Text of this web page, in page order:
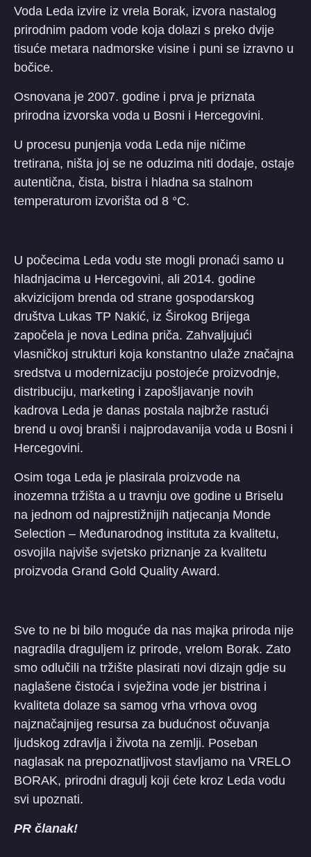
Voda Leda izvire iz vrela Borak, izvora nastalog
prirodnim padom vode koja dolazi s preko dvije
tisuće metara nadmorske visine i puni se izravno u
bočice.
Osnovana je 2007. godine i prva je priznata
prirodna izvorska voda u Bosni i Hercegovini.
U procesu punjenja voda Leda nije ničime
tretirana, ništa joj se ne oduzima niti dodaje, ostaje
autentična, čista, bistra i hladna sa stalnom
temperaturom izvorišta od 8 °C.
U počecima Leda vodu ste mogli pronaći samo u
hladnjacima u Hercegovini, ali 2014. godine
akvizicijom brenda od strane gospodarskog
društva Lukas TP Nakić, iz Širokog Brijega
započela je nova Ledina priča. Zahvaljujući
vlasničkoj strukturi koja konstantno ulaže značajna
sredstva u modernizaciju postojeće proizvodnje,
distribuciju, marketing i zapošljavanje novih
kadrova Leda je danas postala najbrže rastući
brend u ovoj branši i najprodavanija voda u Bosni i
Hercegovini.
Osim toga Leda je plasirala proizvode na
inozemna tržišta a u travnju ove godine u Briselu
na jednom od najprestižnijih natjecanja Monde
Selection – Međunarodnog instituta za kvalitetu,
osvojila najviše svjetsko priznanje za kvalitetu
proizvoda Grand Gold Quality Award.
Sve to ne bi bilo moguće da nas majka priroda nije
nagradila draguljem iz prirode, vrelom Borak. Zato
smo odlučili na tržište plasirati novi dizajn gdje su
naglašene čistoća i svježina vode jer bistrina i
kvaliteta dolaze sa samog vrha vrhova ovog
najznačajnijeg resursa za budućnost očuvanja
ljudskog zdravlja i života na zemlji. Poseban
naglasak na prepoznatljivost stavljamo na VRELO
BORAK, prirodni dragulj koji ćete kroz Leda vodu
svi upoznati.
PR članak!